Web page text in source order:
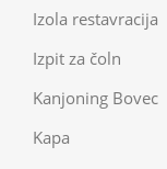
Izola restavracija
Izpit za čoln
Kanjoning Bovec
Kapa